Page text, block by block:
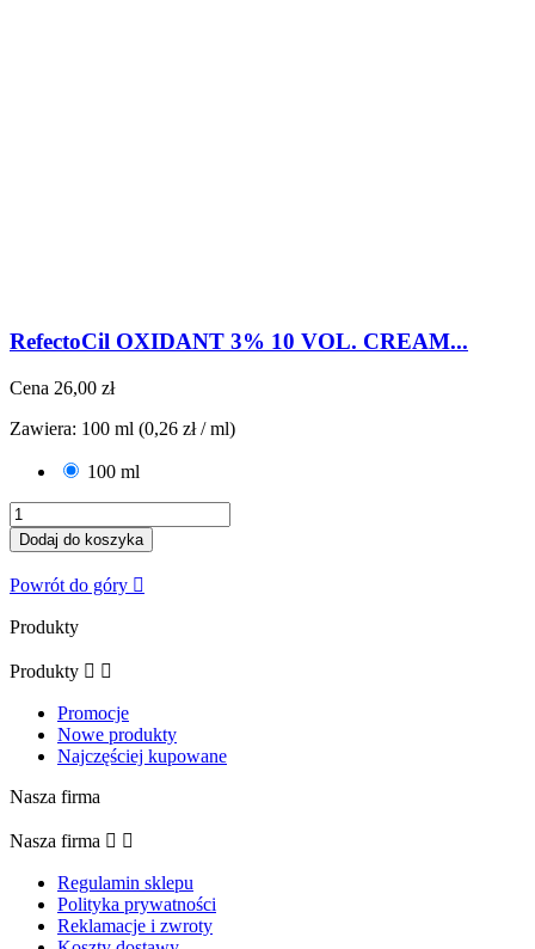
RefectoCil OXIDANT 3% 10 VOL. CREAM...
Cena 26,00 zł
Zawiera: 100 ml (0,26 zł / ml)
100 ml
Dodaj do koszyka
Powrót do góry 
Produkty
Produkty  
Promocje
Nowe produkty
Najczęściej kupowane
Nasza firma
Nasza firma  
Regulamin sklepu
Polityka prywatności
Reklamacje i zwroty